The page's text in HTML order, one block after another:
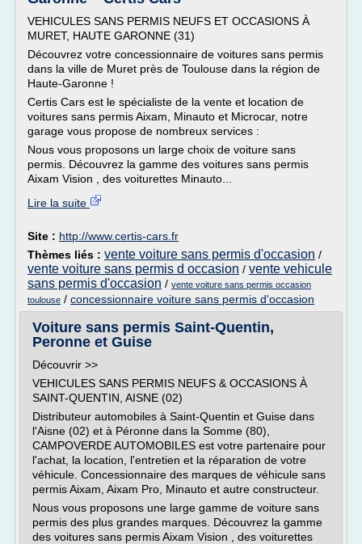
VEHICULES SANS PERMIS NEUFS ET OCCASIONS À
MURET, HAUTE GARONNE (31)
Découvrez votre concessionnaire de voitures sans permis
dans la ville de Muret près de Toulouse dans la région de
Haute-Garonne !
Certis Cars est le spécialiste de la vente et location de
voitures sans permis Aixam, Minauto et Microcar, notre
garage vous propose de nombreux services :
Nous vous proposons un large choix de voiture sans
permis. Découvrez la gamme des voitures sans permis
Aixam Vision , des voiturettes Minauto...
Lire la suite
Site : http://www.certis-cars.fr
Thèmes liés : vente voiture sans permis d'occasion /
vente voiture sans permis d occasion / vente vehicule
sans permis d'occasion / vente voiture sans permis occasion
toulouse / concessionnaire voiture sans permis d'occasion
Voiture sans permis Saint-Quentin,
Peronne et Guise
Découvrir >>
VEHICULES SANS PERMIS NEUFS & OCCASIONS À
SAINT-QUENTIN, AISNE (02)
Distributeur automobiles à Saint-Quentin et Guise dans
l'Aisne (02) et à Péronne dans la Somme (80),
CAMPOVERDE AUTOMOBILES est votre partenaire pour
l'achat, la location, l'entretien et la réparation de votre
véhicule. Concessionnaire des marques de véhicule sans
permis Aixam, Aixam Pro, Minauto et autre constructeur.
Nous vous proposons une large gamme de voiture sans
permis des plus grandes marques. Découvrez la gamme
des voitures sans permis Aixam Vision , des voiturettes